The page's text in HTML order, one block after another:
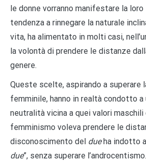
le donne vorranno manifestare la loro
tendenza a rinnegare la naturale
vita, ha alimentato in molti casi,
la volontà di prendere le distanze
genere.
Queste scelte, aspirando a superare
femminile, hanno in realtà condotto a
neutralità vicina a quei valori maschili
femminismo voleva prendere le
disconoscimento del dueha indotto
due”, senza superare